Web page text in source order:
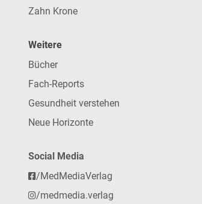
Zahn Krone
Weitere
Bücher
Fach-Reports
Gesundheit verstehen
Neue Horizonte
Social Media
/MedMediaVerlag
/medmedia.verlag